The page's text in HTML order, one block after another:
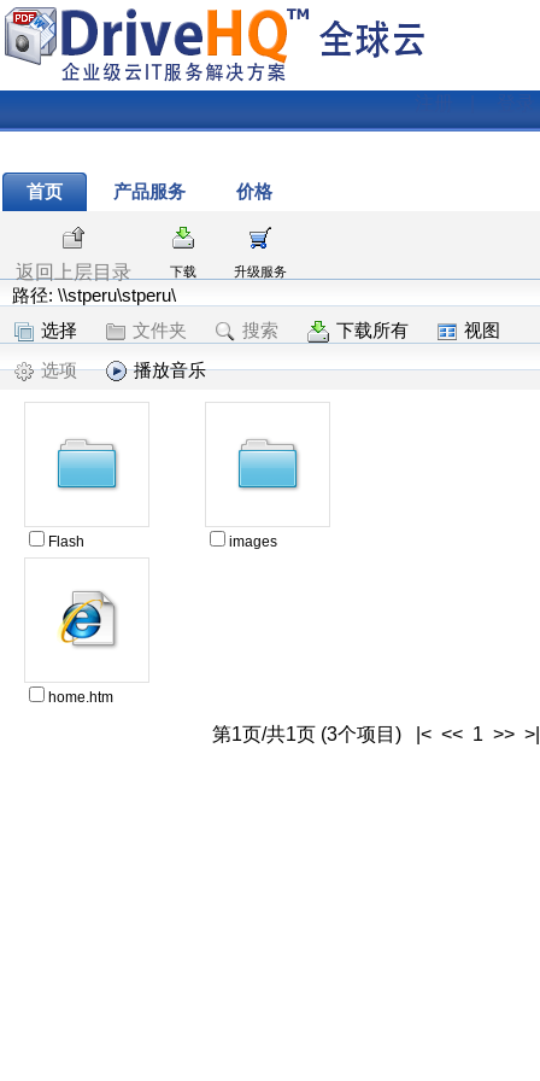
登录
首页 产品服务 价格
返回上层目录 下载 升级服务
路径: \\stperu\stperu\
选择
文件夹 搜索 下载所有
视图
选项
播放音乐
Flash images
home.htm
第1页/共1页 (3个项目) |< << 1 >> >|